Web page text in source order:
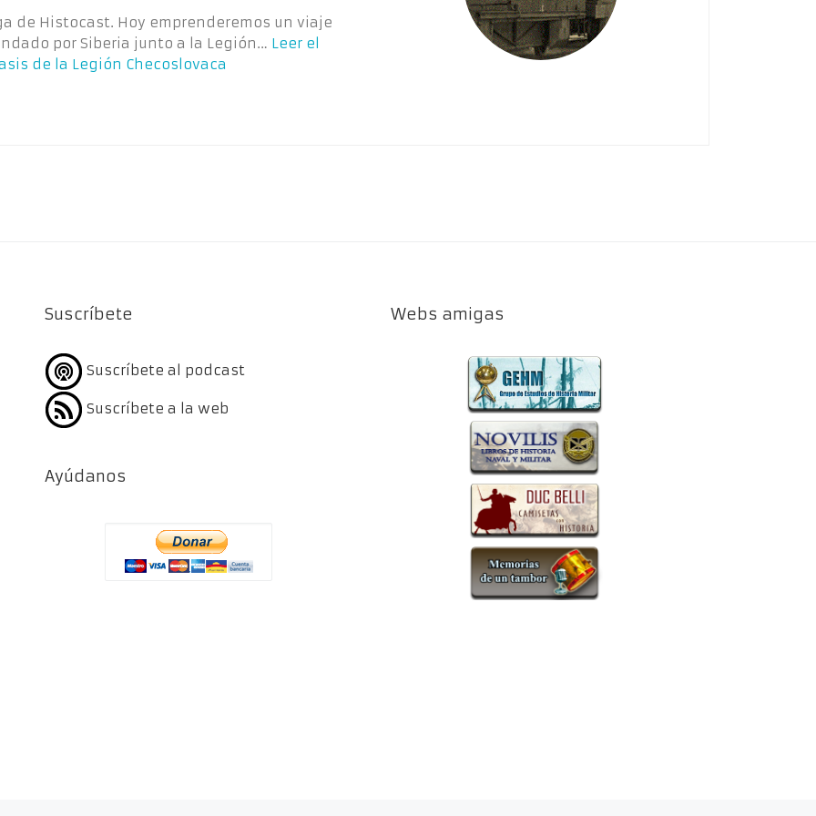
de Histocast. Hoy emprenderemos un viaje
por Siberia junto a la Legión… Leer el
de la Legión Checoslovaca
Suscríbete
Suscríbete al podcast
Suscríbete a la web
Ayúdanos
Webs amigas